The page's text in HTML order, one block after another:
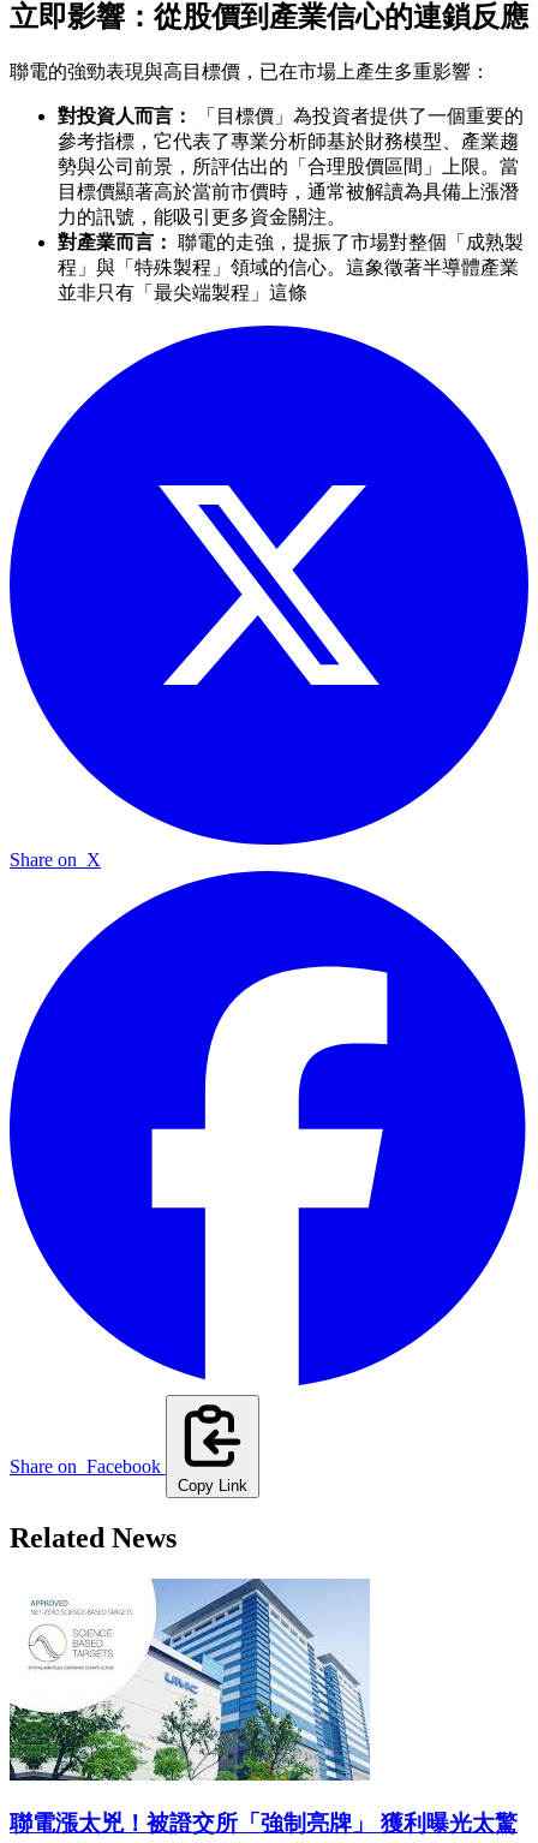
立即影響：從股價到產業信心的連鎖反應
聯電的強勁表現與高目標價，已在市場上產生多重影響：
對投資人而言：
「目標價」為投資者提供了一個重要的
參考指標，它代表了專業分析師基於財務模型、產業趨
勢與公司前景，所評估出的「合理股價區間」上限。當
目標價顯著高於當前市價時，通常被解讀為具備上漲潛
力的訊號，能吸引更多資金關注。
對產業而言： 聯電的走強，提振了市場對整個「成熟製
程」與「特殊製程」領域的信心。這象徵著半導體產業
並非只有「最尖端製程」這條
Share on X
Share on Facebook
Copy Link
Related News
聯電漲太兇！被證交所「強制亮牌」 獲利曝光太驚